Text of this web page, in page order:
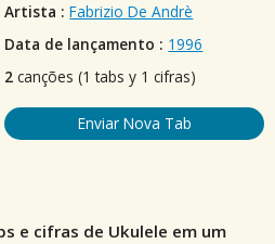
Artista : Fabrizio De Andrè
Data de lançamento : 1996
2 canções (1 tabs y 1 cifras)
Enviar Nova Tab
e cifras de Ukulele em um